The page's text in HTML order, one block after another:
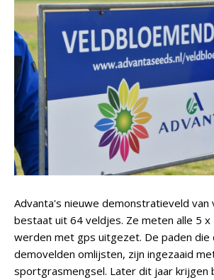
Advanta's nieuwe demonstratieveld van
bestaat uit 64 veldjes. Ze meten alle 5
werden met gps uitgezet. De paden die
demovelden omlijsten, zijn ingezaaid
sportgrasmengsel. Later dit jaar krijgen